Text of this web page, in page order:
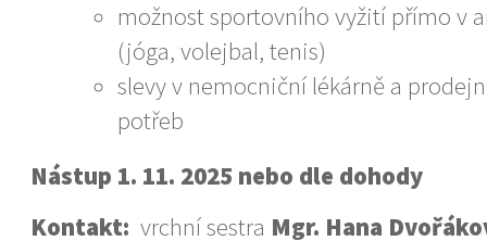
možnost sportovního vyžití přímo v
(jóga, volejbal, tenis)
slevy v nemocniční lékárně a
potřeb
Nástup 1. 11. 2025 nebo dle dohody
Kontakt: vrchní sestra Mgr. Hana